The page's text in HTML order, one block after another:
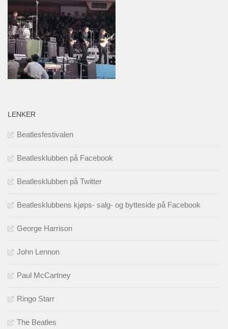
LENKER
Beatlesfestivalen
Beatlesklubben på Facebook
Beatlesklubben på Twitter
Beatlesklubbens kjøps- salg- og bytteside på Facebook
George Harrison
John Lennon
Paul McCartney
Ringo Starr
The Beatles